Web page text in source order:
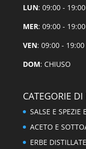
LUN: 09:00 -
MER: 09:00 -
VEN: 09:00 -
DOM: CHIUSO
CATEGORIE
SALSE E SPEZIE
ACETO E
ERBE